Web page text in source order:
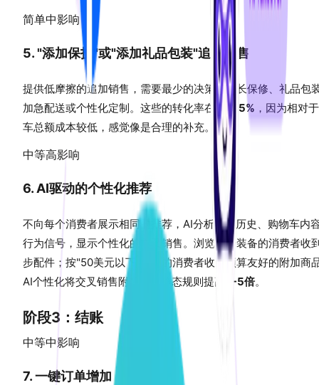
简单中影响
5. "添加保护"或"添加礼品包装"追加销售
提供低摩擦的追加销售，需要最少的决策：延长保修、礼品包
加急配送或个性化定制。这些的转化率在 15-25% ，因为相对
车总额成本较低，感觉像是合理的补充。
中等高影响
6. AI驱动的个性化推荐
不向每个消费者展示相同的推荐，AI分析浏览历史、购物车内
行为信号，显示个性化的交叉销售。浏览跑步装备的消费者收
步配件；按"50美元以下"筛选的消费者收到预算友好的附加商
AI个性化将交叉销售附加率比静态规则提高
3-5倍。
阶段3：结账
中等中影响
7. 一键订单增加